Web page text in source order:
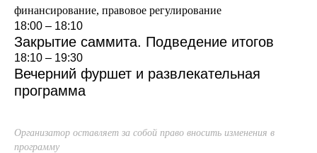
финансирование, правовое регулирование
18:00 – 18:10
Закрытие саммита. Подведение итогов
18:10 – 19:30
Вечерний фуршет и развлекательная
программа
Организатор оставляет за собой право вносить изменения в
программу